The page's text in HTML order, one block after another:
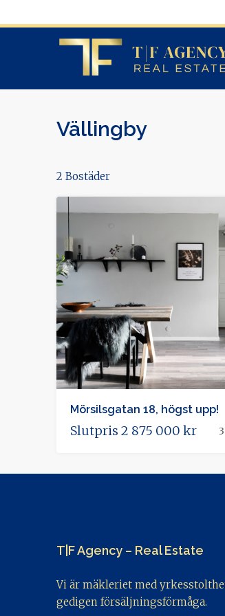
Vällingby
2 Bostäder
Mörsilsgatan 18, högst upp!
Slutpris 2 875 000 kr
T|F Agency – Real Estate
Vi är mäkleriet med
gedigen försäljningsförmåga.